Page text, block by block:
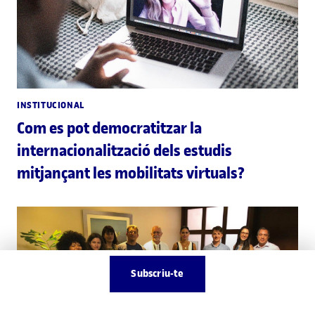
Subscriu-te
INSTITUCIONAL
Com es pot democratitzar la
internacionalització dels estudis
mitjançant les mobilitats virtuals?